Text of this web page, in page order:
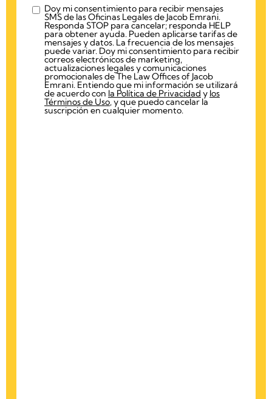
checkbox
Doy mi consentimiento para recibir mensajes
SMS de las Oficinas Legales de Jacob Emrani.
Responda STOP para cancelar; responda HELP
para obtener ayuda. Pueden aplicarse tarifas de
mensajes y datos. La frecuencia de los mensajes
puede variar. Doy mi consentimiento para recibir
correos electrónicos de marketing,
actualizaciones legales y comunicaciones
promocionales de The Law Offices of Jacob
Emrani. Entiendo que mi información se utilizará
de acuerdo con la Política de Privacidad y los
Términos de Uso, y que puedo cancelar la
suscripción en cualquier momento.